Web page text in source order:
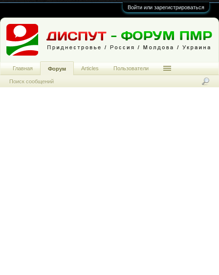
Войти или зарегистрироваться
Главная Форум
Поиск сообщений
Articles Пользователи